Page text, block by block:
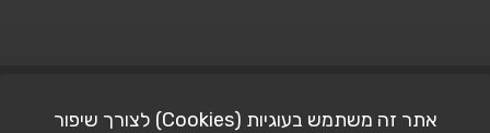
אתר זה משתמש בעוגיות (Cookies) לצורך שיפור